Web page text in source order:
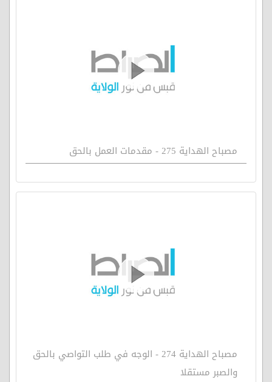
مصباح الهداية 275 - مقدمات العمل بالحق
مصباح الهداية 274 - الوجه في طلب التواصي بالحق
والصبر مستقلا